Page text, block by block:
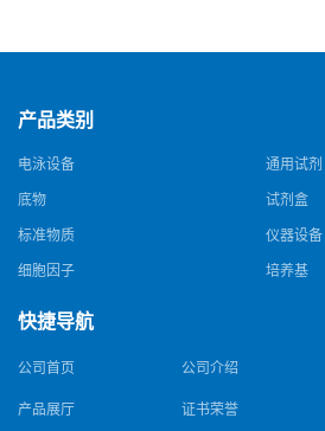
产品类别
电泳设备 通用试剂
底物 试剂盒
标准物质 仪器设备
细胞因子 培养基
快捷导航
公司首页 公司介绍
产品展厅 证书荣誉